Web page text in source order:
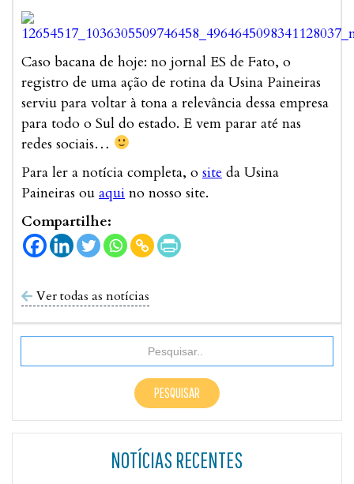
Caso bacana de hoje: no jornal ES de Fato, o
registro de uma ação de rotina da Usina Paineiras
serviu para voltar à tona a relevância dessa empresa
para todo o Sul do estado. E vem parar até nas
redes sociais…
Para ler a notícia completa, o site da Usina
Paineiras ou aqui no nosso site.
Compartilhe:
 Ver todas as notícias
NOTÍCIAS RECENTES